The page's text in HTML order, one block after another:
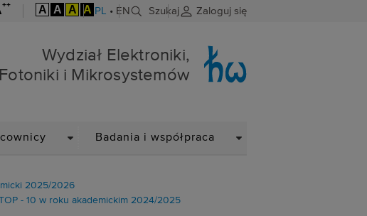
++ A A A A PL • EN Szukaj Zaloguj się
i Mikrosystemów
Wydział Elektroniki,
Fotoniki i Mikrosystemów
Badania i współpraca
2025/2026
- 10 w roku akademickim 2024/2025